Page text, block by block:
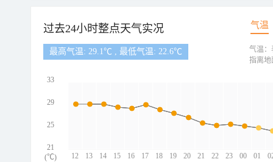
过去24小时整点天气实况 气温
最高气温: 29.1℃ , 最低气温: 22.6℃
12 13 14 15 16 17 18 19 20 21 22 23 00 01
33
29
25
21
(℃)
气温：
指离地